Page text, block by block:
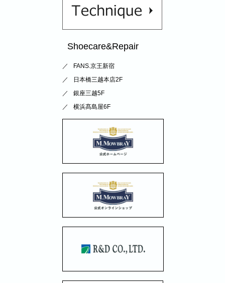
Shoecare&Repair
FANS.京王新宿
日本橋三越本店2F
銀座三越5F
横浜髙島屋6F